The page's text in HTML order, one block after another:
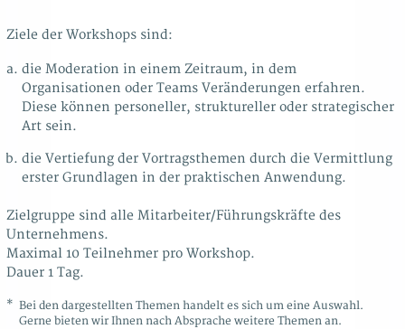
Ziele der Workshops sind:
die Moderation in einem Zeitraum, in dem
Organisationen oder Teams Veränderungen erfahren.
Diese können personeller, struktureller oder strategischer
Art sein.
die Vertiefung der Vortragsthemen durch die Vermittlung
erster Grundlagen in der praktischen Anwendung.
Zielgruppe sind alle Mitarbeiter/Führungskräfte des
Unternehmens.
Maximal 10 Teilnehmer pro Workshop.
Dauer 1 Tag.
* Bei den dargestellten Themen handelt es sich um eine Auswahl.
Gerne bieten wir Ihnen nach Absprache weitere Themen an.